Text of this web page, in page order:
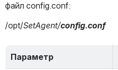
файл config.conf:
/opt/SetAgent/config.conf
Параметр